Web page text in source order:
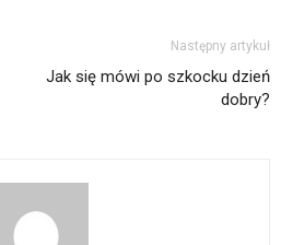
Następny artykuł
Jak się mówi po szkocku dzień
dobry?